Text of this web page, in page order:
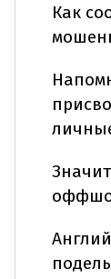
Как